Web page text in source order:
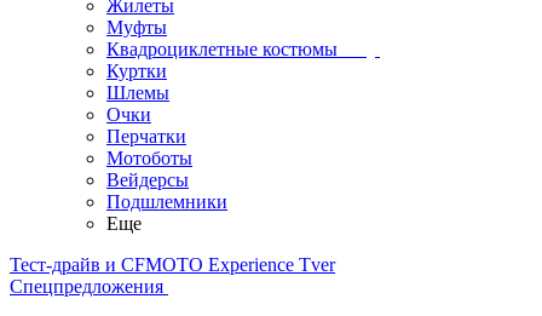
Жилеты
Муфты
Квадроциклетные костюмы
Куртки
Шлемы
Очки
Перчатки
Мотоботы
Вейдерсы
Подшлемники
Еще
Тест-драйв и CFMOTO Experience Tver
Спецпредложения